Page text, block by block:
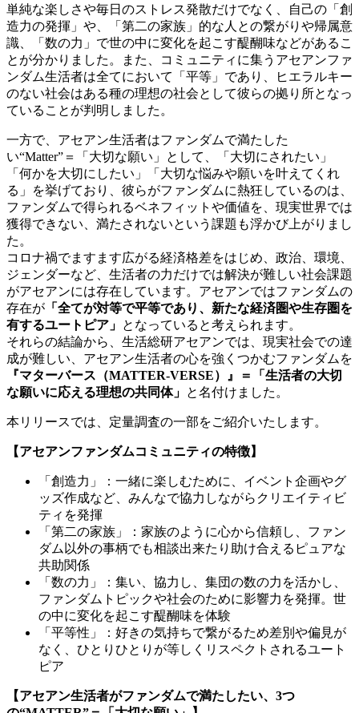
単純な楽しさや毎日のストレス発散だけでなく、自己の「創
造力の発揮」や、「第二の家族」的な人との繋がりや帰属意
識、「数の力」で世の中に変化を起こす醍醐味などがあるこ
とが分かりました。また、コミュニティに集うアセアンファ
ンダム生活者は全てにおいて「平等」であり、ヒエラルキー
のない社会はある種の理想の社会として彼らの拠り所となっ
ていることが判明しました。
一方で、アセアン生活者はファンダムで満たした
い“Matter”＝「大切な願い」として、「大切にされたい」
「何かを大切にしたい」「大切な悩みや願いを叶えてくれ
る」を挙げており、彼らがファンダムに熱狂しているのは、
ファンダムで得られるベネフィットや価値を、現実世界では
獲得できない、満たされないという課題も浮かび上がりまし
た。
コロナ禍でますます広がる経済格差をはじめ、政治、環境、
ジェンダーなど、生活者の力だけでは解決が難しい社会課題
がアセアンには存在しています。アセアンではファンダムの
存在が 「全てが対等で平等であり、新たな経済圏や生存圏を
有するユートピア」 となっていると考えられます。
それらの結論から、生活総研アセアンでは、現実社会での達
成が難しい、アセアン生活者の心を強くつかむファンダムを
『マターバース（MATTER-VERSE）』＝「生活者の大切
な願いに応える理想の共同体」 と名付けました。
本リリースでは、定量調査の一部をご紹介いたします。
【アセアンファンダムコミュニティの特徴】
「創造力」：一緒に楽しむために、イベント企画やグ
ッズ作成など、みんなで協力しながらクリエイティビ
ティを発揮
「第二の家族」：家族のように心から信頼し、ファン
ダム以外の事柄でも相談出来たり助け合えるピュアな
共助関係
「数の力」：集い、協力し、集団の数の力を活かし、
ファンダムトピックや社会のために影響力を発揮。世
の中に変化を起こす醍醐味を体験
「平等性」：好きの気持ちで繋がるため差別や偏見が
なく、ひとりひとりが等しくリスペクトされるユート
ピア
【アセアン生活者がファンダムで満たしたい、3つ